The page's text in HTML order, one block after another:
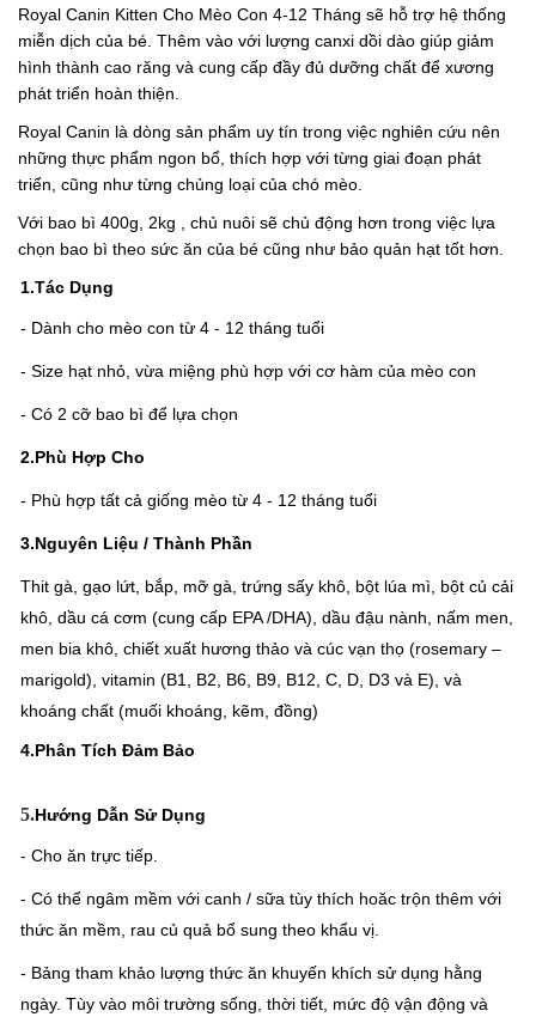
Royal Canin Kitten Cho Mèo Con 4-12 Tháng sẽ hỗ trợ hệ thống
miễn dịch của bé. Thêm vào với lượng canxi dồi dào giúp giảm
hình thành cao răng và cung cấp đầy đủ dưỡng chất để xương
phát triển hoàn thiện.
Royal Canin là dòng sản phẩm uy tín trong việc nghiên cứu nên
những thực phẩm ngon bổ, thích hợp với từng giai đoạn phát
triển, cũng như từng chủng loại của chó mèo.
Với bao bì 400g, 2kg , chủ nuôi sẽ chủ động hơn trong việc lựa
chọn bao bì theo sức ăn của bé cũng như bảo quản hạt tốt hơn.
1.Tác Dụng
- Dành cho mèo con từ 4 - 12 tháng tuổi
- Size hạt nhỏ, vừa miệng phù hợp với cơ hàm của mèo con
- Có 2 cỡ bao bì để lựa chọn
2.Phù Hợp Cho
- Phù hợp tất cả giống mèo từ 4 - 12 tháng tuổi
3.Nguyên Liệu / Thành Phần
Thit gà, gạo lứt, bắp, mỡ gà, trứng sấy khô, bột lúa mì, bột củ cải
khô, dầu cá cơm (cung cấp EPA /DHA), dầu đậu nành, nấm men,
men bia khô, chiết xuất hương thảo và cúc vạn thọ (rosemary –
marigold), vitamin (B1, B2, B6, B9, B12, C, D, D3 và E), và
khoáng chất (muối khoáng, kẽm, đồng)
4.Phân Tích Đảm Bảo
5.Hướng Dẫn Sử Dụng
- Cho ăn trực tiếp.
- Có thể ngâm mềm với canh / sữa tùy thích hoăc trộn thêm với
thức ăn mềm, rau củ quả bổ sung theo khẩu vị.
- Bảng tham khảo lượng thức ăn khuyến khích sử dụng hằng
ngày. Tùy vào môi trường sống, thời tiết, mức độ vận động và